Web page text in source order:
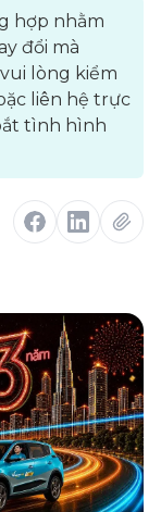
hợp nhằm
đổi mà
lòng kiểm
liên hệ trực
tình hình